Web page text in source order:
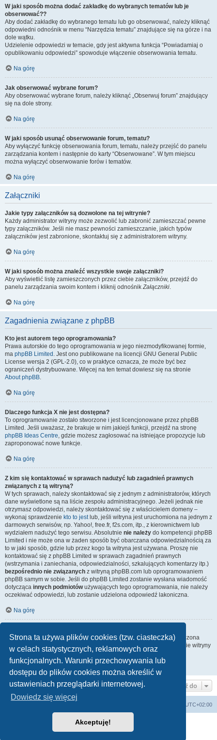
Strona ta używa plików cookies (tzw. ciasteczka)
w celach statystycznych, reklamowych oraz
funkcjonalnych. Warunki przechowywania lub
dostępu do plików cookies można określić w
ustawieniach przeglądarki internetowej.
Dowiedz się więcej
Akceptuję!
W jaki sposób można dodać zakładkę do wybranych tematów lub je
obserwować??
Aby dodać zakładkę do wybranego tematu lub go obserwować, należy kliknąć
odpowiedni odnośnik w menu “Narzędzia tematu” znajdujące się na górze i na
dole wątku.
Udzielenie odpowiedzi w temacie, gdy jest aktywna funkcja “Powiadamiaj o
opublikowaniu odpowiedzi” spowoduje włączenie obserwowania tematu.
Na górę
Jak obserwować wybrane forum?
Aby obserwować wybrane forum, należy kliknąć „Obserwuj forum” znajdujący
się na dole strony.
Na górę
W jaki sposób usunąć obserwowanie forum, tematu?
Aby wyłączyć funkcję obserwowania forum, tematu, należy przejść do panelu
zarządzania kontem i następnie do karty “Obserwowane”. W tym miejscu
można wyłączyć obserwowanie forów i tematów.
Na górę
Załączniki
Jakie typy załączników są dozwolone na tej witrynie?
Każdy administrator witryny może zezwolić lub zabronić zamieszczać pewne
typy załączników. Jeśli nie masz pewności zamieszczanie, jakich typów
załączników jest zabronione, skontaktuj się z administratorem witryny.
Na górę
W jaki sposób można znaleźć wszystkie swoje załączniki?
Aby wyświetlić listę zamieszczonych przez ciebie załączników, przejdź do
panelu zarządzania swoim kontem i kliknij odnośnikZałączniki.
Na górę
Zagadnienia związane z phpBB
Kto jest autorem tego oprogramowania?
Prawa autorskie do tego oprogramowania w jego niezmodyfikowanej formie,
ma phpBB Limited . Jest ono publikowane na licencji GNU General Public
License wersja 2 (GPL-2.0), co w praktyce oznacza, że może być bez
ograniczeń dystrybuowane. Więcej na ten temat dowiesz się na stronie
About phpBB.
Na górę
Dlaczego funkcja X nie jest dostępna?
To oprogramowanie zostało stworzone i jest licencjonowane przez phpBB
Limited. Jeśli uważasz, że brakuje w nim jakiejś funkcji, przejdź na stronę
phpBB Ideas Centre, gdzie możesz zagłosować na istniejące propozycje lub
zaproponować nowe funkcje.
Na górę
Z kim się kontaktować w sprawach nadużyć lub zagadnień prawnych
związanych z tą witryną?
W tych sprawach, należy skontaktować się z jednym z administratorów, których
dane wyświetlone są na liście zespołu administracyjnego. Jeżeli jednak nie
otrzymasz odpowiedzi, należy skontaktować się z właścicielem domeny –
wykonaj sprawdzenie kto to jestlub, jeśli witryna jest uruchomiona na jednym z
darmowych serwisów, np. Yahoo!, free.fr, f2s.com, itp., z kierownictwem lub
wydziałem nadużyć tego serwisu. Absolutnie nie należy do kompetencji phpBB
Limited i nie może ona w żaden sposób być obarczana odpowiedzialnością za
to w jaki sposób, gdzie lub przez kogo ta witryna jest używana. Proszę nie
kontaktować się z phpBB Limited w sprawach zagadnień prawnych
(wstrzymania i zaniechania, odpowiedzialności, szkalujących komentarzy itp.)
bezpośrednio nie związanych z witryną phpBB.com lub oprogramowaniem
phpBB samym w sobie. Jeśli do phpBB Limited zostanie wysłana wiadomość
dotycząca innych podmiotówużywających tego oprogramowania, nie należy
oczekiwać odpowiedzi, lub zostanie udzielona odpowiedź lakoniczna.
Na górę
Wszyscy użytkownicy witryny mogą używać – jeśli funkcja ta jest włączona
przez administratora witryny – formularza „Kontakt z nami”. Członkowie witryny
mogą także używać odnośnika „Zespół administracyjny”.
Na górę
Przejdź do
UTC+02:00
Technologię dostarczaphpBB® Forum Software © phpBB Limited
Polski pakiet językowy dostarcza